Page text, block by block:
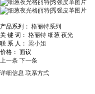
产品系列： 格丽特系列
关 键 词： 格丽特 细葱 夜光
联 系 人： 梁小姐
价格： 面议
上一条 下一条
详细信息 联系方式